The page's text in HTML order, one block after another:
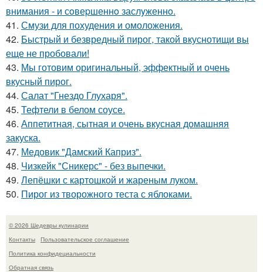
внимания - и сoвеpшеннo заслyженнo.
41. Смузи для похудения и омоложения.
42. Быстрый и безвредный пирог, такой вкуснотищи вы
еще не пробовали!
43. Мы готовим оригинальный, эффектный и очень
вкусный пирог.
44. Салат "Гнездо Глухаря".
45. Тефтели в белом соусе.
46. Аппетитная, сытная и очень вкусная домашняя
закуска.
47. Медовик "Дамский Каприз".
48. Чизкейк "Сникерс" - без выпечки.
49. Лепёшки с картошкой и жареным луком.
50. Пирог из творожного теста с яблоками.
© 2026 Шедевры кулинарии
Контакты
Пользовательское соглашение
Политика конфидециальности
Обратная связь